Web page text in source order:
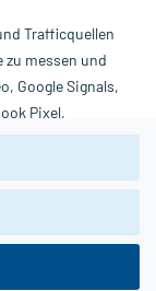
benutzt
Hinweise in
einer Bestellung
Trafficquellen
zu messen und
Google Signals,
Pixel,
gem. EU-
bzw.
und